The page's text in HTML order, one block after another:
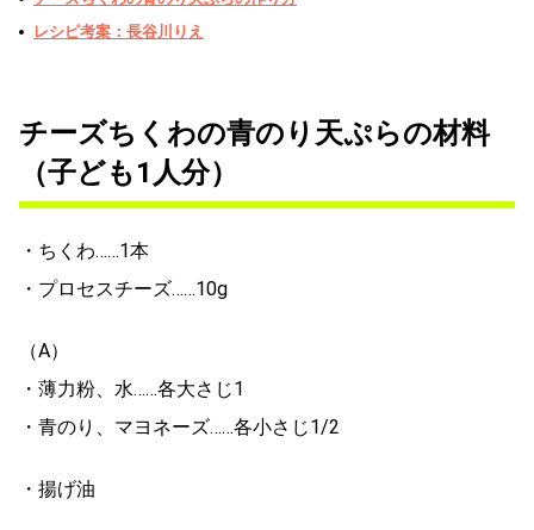
レシピ考案：長谷川りえ
チーズちくわの青のり天ぷらの材料
（子ども1人分）
・ちくわ……1本
・プロセスチーズ……10g
（A）
・薄力粉、水……各大さじ1
・青のり、マヨネーズ……各小さじ1/2
・揚げ油